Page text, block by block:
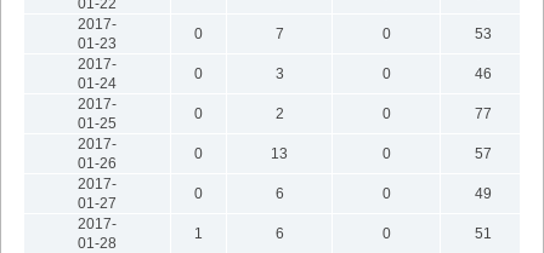
2017-
01-23
0 7 0
53
2017-
01-24
0 3 0
46
2017-
01-25
0 2 0
77
2017-
01-26
0 13 0
57
2017-
01-27
0 6 0
49
2017-
01-28
1 6 0
51